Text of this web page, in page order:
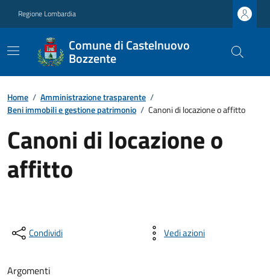
Regione Lombardia
Comune di Castelnuovo
Bozzente
Home / Amministrazione trasparente /
Beni immobili e gestione patrimonio / Canoni di locazione o affitto
Canoni di locazione o
affitto
Condividi Vedi azioni
Argomenti